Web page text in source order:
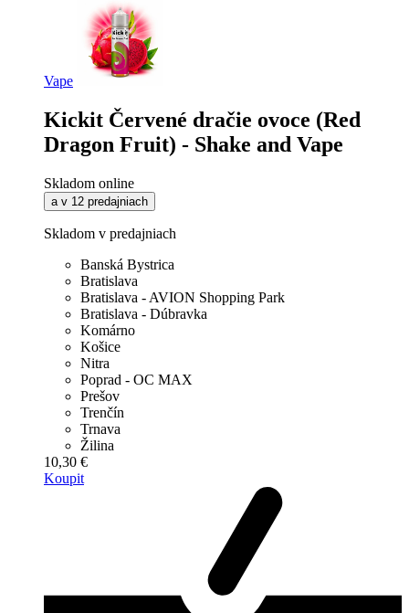
Vape
Kickit Červené dračie ovoce (Red
Dragon Fruit) - Shake and Vape
Skladom online
a v 12 predajniach
Skladom v predajniach
Banská Bystrica
Bratislava
Bratislava - AVION Shopping Park
Bratislava - Dúbravka
Komárno
Košice
Nitra
Poprad - OC MAX
Prešov
Trenčín
Trnava
Žilina
10,30 €
Koupit